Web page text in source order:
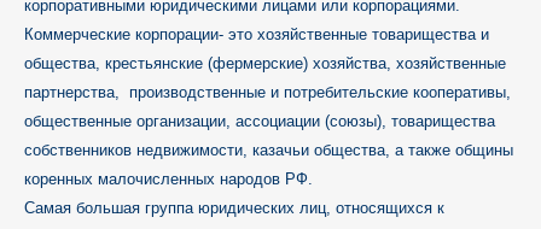
корпоративными юридическими лицами или корпорациями.
Коммерческие корпорации- это хозяйственные товарищества и
общества, крестьянские (фермерские) хозяйства, хозяйственные
партнерства, производственные и потребительские кооперативы,
общественные организации, ассоциации (союзы), товарищества
собственников недвижимости, казачьи общества, а также общины
коренных малочисленных народов РФ.
Самая большая группа юридических лиц, относящихся к